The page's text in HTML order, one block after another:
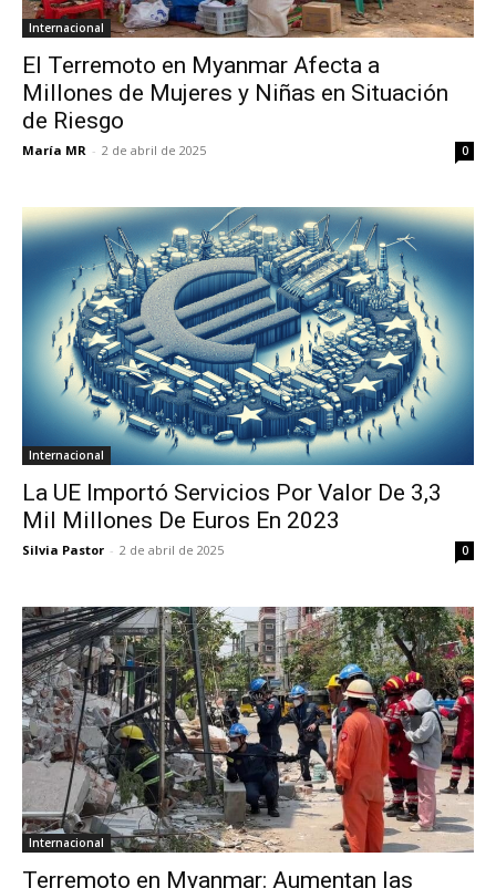
Internacional
El Terremoto en Myanmar Afecta a
Millones de Mujeres y Niñas en Situación
de Riesgo
María MR - 2 de abril de 2025 0
Internacional
La UE Importó Servicios Por Valor De 3,3
Mil Millones De Euros En 2023
Silvia Pastor - 2 de abril de 2025 0
Internacional
Terremoto en Myanmar: Aumentan las